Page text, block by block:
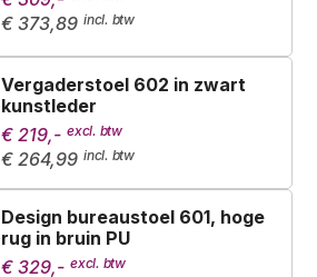
€ 373,89
Vergaderstoel 602 in zwart
kunstleder
€ 219,-
€ 264,99
Design bureaustoel 601, hoge
rug in bruin PU
€ 329,-